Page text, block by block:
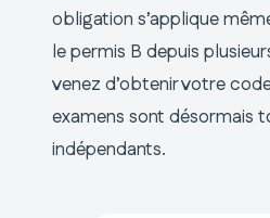
obligation s’applique
le permis B depuis
venez d’obtenir votre
examens sont désormais
indépendants.